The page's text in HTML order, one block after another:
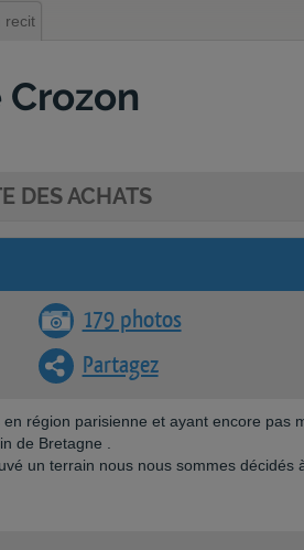
recit
DES ACHATS
179 photos
Partagez
région parisienne et ayant encore pas
de Bretagne .
un terrain nous nous sommes décidés